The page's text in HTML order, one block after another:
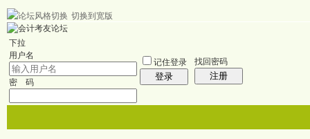
切换到宽版
下拉
用户名
密 码
记住登录
登录
找回密码
注册